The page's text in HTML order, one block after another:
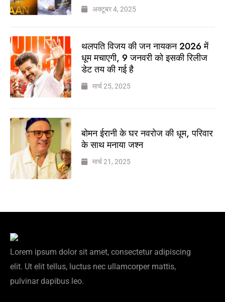
अक्टूबर 4, 2025
थलपति विजय की जन नायकन 2026 में
धूम मचाएगी, 9 जनवरी को इसकी रिलीज
डेट तय की गई है
मार्च 25, 2025
बोमन ईरानी के घर नवरोज की धूम, परिवार
के साथ मनाया जश्न
मार्च 21, 2025
Lorem ipsum dolor sit amet, consectetur adipiscing
elit. Ut elit tellus, luctus nec ullamcorper mattis,
pulvinar dapibus leo.